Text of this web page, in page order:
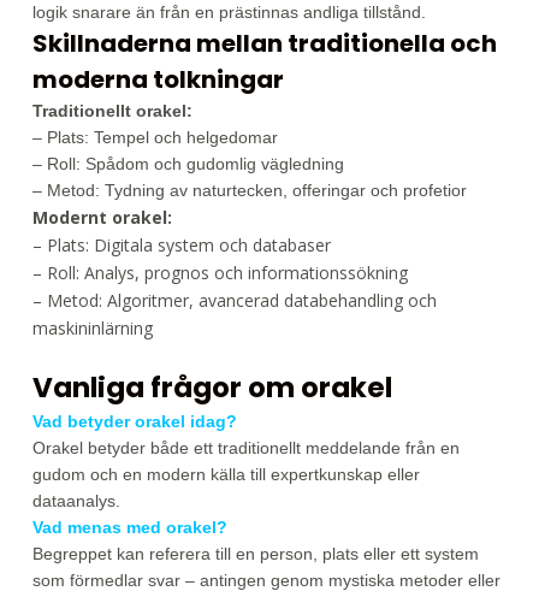
logik snarare än från en prästinnas andliga tillstånd.
Skillnaderna mellan traditionella och
moderna tolkningar
Traditionellt orakel:
– Plats: Tempel och helgedomar
– Roll: Spådom och gudomlig vägledning
– Metod: Tydning av naturtecken, offeringar och profetior
Modernt orakel:
– Plats: Digitala system och databaser
– Roll: Analys, prognos och informationssökning
– Metod: Algoritmer, avancerad databehandling och
maskininlärning
Vanliga frågor om orakel
Vad betyder orakel idag?
Orakel betyder både ett traditionellt meddelande från en
gudom och en modern källa till expertkunskap eller
dataanalys.
Vad menas med orakel?
Begreppet kan referera till en person, plats eller ett system
som förmedlar svar – antingen genom mystiska metoder eller